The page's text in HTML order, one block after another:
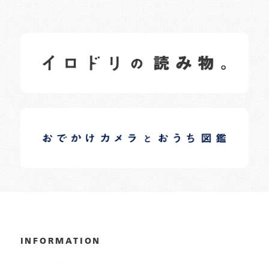
日常の様子など随時更新中です。
日常の様子など随時更新中です。
INFORMATION